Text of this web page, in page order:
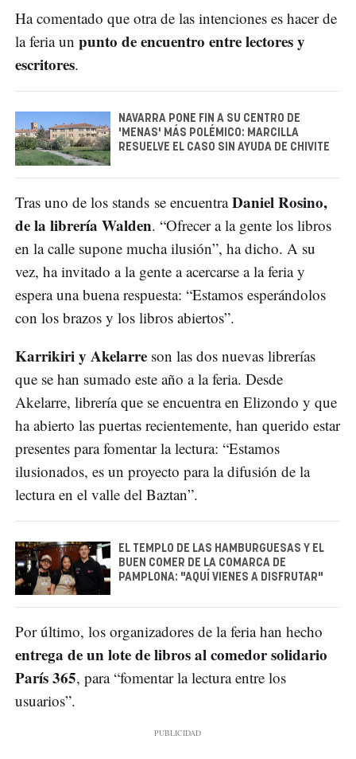
Ha comentado que otra de las intenciones es hacer de
la feria un punto de encuentro entre lectores y
escritores.
NAVARRA PONE FIN A SU CENTRO DE
'MENAS' MÁS POLÉMICO: MARCILLA
RESUELVE EL CASO SIN AYUDA DE CHIVITE
Tras uno de los stands se encuentraDaniel Rosino,
de la librería Walden. “Ofrecer a la gente los libros
en la calle supone mucha ilusión”, ha dicho. A su
vez, ha invitado a la gente a acercarse a la feria y
espera una buena respuesta: “Estamos esperándolos
con los brazos y los libros abiertos”.
Karrikiri y Akelarre son las dos nuevas librerías
que se han sumado este año a la feria. Desde
Akelarre, librería que se encuentra en Elizondo y que
ha abierto las puertas recientemente, han querido estar
presentes para fomentar la lectura: “Estamos
ilusionados, es un proyecto para la difusión de la
lectura en el valle del Baztan”.
EL TEMPLO DE LAS HAMBURGUESAS Y EL
BUEN COMER DE LA COMARCA DE
PAMPLONA: "AQUÍ VIENES A DISFRUTAR"
Por último, los organizadores de la feria han hecho
entrega de un lote de libros al comedor solidario
París 365, para “fomentar la lectura entre los
usuarios”.